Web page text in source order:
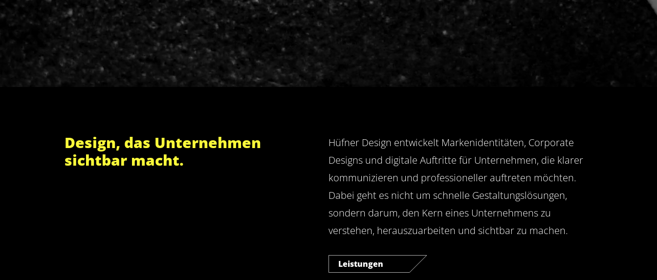
Design, das Unternehmen
sichtbar macht.
Hüfner Design entwickelt Markenidentitäten, Corporate
Designs und digitale Auftritte für Unternehmen, die klarer
kommunizieren und professioneller auftreten möchten.
Dabei geht es nicht um schnelle Gestaltungslösungen,
sondern darum, den Kern eines Unternehmens zu
verstehen, herauszuarbeiten und sichtbar zu machen.
Leistungen